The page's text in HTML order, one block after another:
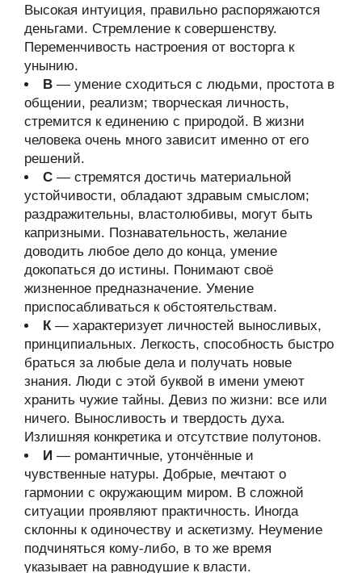
Высокая интуиция, правильно распоряжаются
деньгами. Стремление к совершенству.
Переменчивость настроения от восторга к
унынию.
В — умение сходиться с людьми, простота в
общении, реализм; творческая личность,
стремится к единению с природой. В жизни
человека очень много зависит именно от его
решений.
С — стремятся достичь материальной
устойчивости, обладают здравым смыслом;
раздражительны, властолюбивы, могут быть
капризными. Познавательность, желание
доводить любое дело до конца, умение
докопаться до истины. Понимают своё
жизненное предназначение. Умение
приспосабливаться к обстоятельствам.
К— характеризует личностей выносливых,
принципиальных. Легкость, способность быстро
браться за любые дела и получать новые
знания. Люди с этой буквой в имени умеют
хранить чужие тайны. Девиз по жизни: все или
ничего. Выносливость и твердость духа.
Излишняя конкретика и отсутствие полутонов.
И — романтичные, утончённые и
чувственные натуры. Добрые, мечтают о
гармонии с окружающим миром. В сложной
ситуации проявляют практичность. Иногда
склонны к одиночеству и аскетизму. Неумение
подчиняться кому-либо, в то же время
указывает на равнодушие к власти.